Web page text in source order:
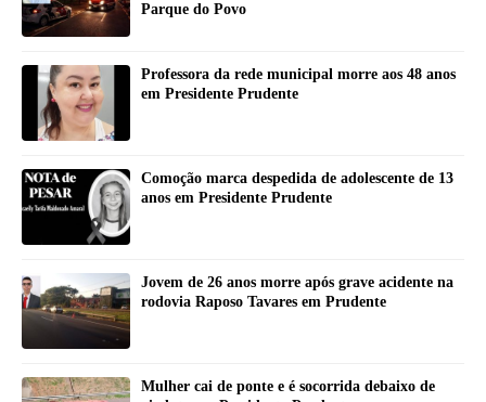
Parque do Povo
Professora da rede municipal morre aos 48 anos
em Presidente Prudente
Comoção marca despedida de adolescente de 13
anos em Presidente Prudente
Jovem de 26 anos morre após grave acidente na
rodovia Raposo Tavares em Prudente
Mulher cai de ponte e é socorrida debaixo de